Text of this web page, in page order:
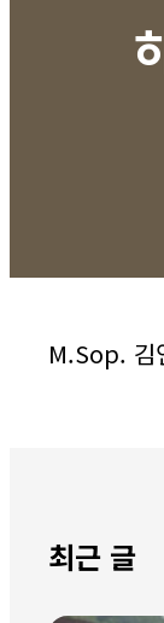
M.Sop. 김
최근 글